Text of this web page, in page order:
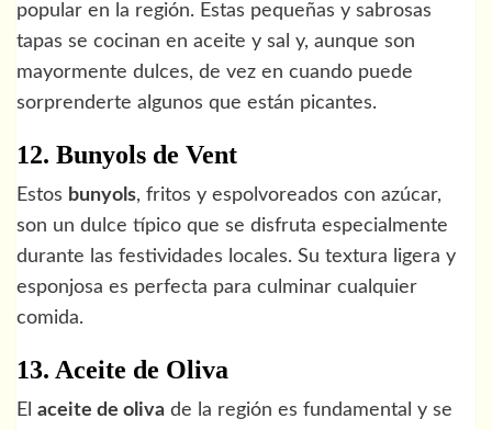
popular en la región. Estas pequeñas y sabrosas
tapas se cocinan en aceite y sal y, aunque son
mayormente dulces, de vez en cuando puede
sorprenderte algunos que están picantes.
12. Bunyols de Vent
Estos bunyols, fritos y espolvoreados con azúcar,
son un dulce típico que se disfruta especialmente
durante las festividades locales. Su textura ligera y
esponjosa es perfecta para culminar cualquier
comida.
13. Aceite de Oliva
El aceite de oliva de la región es fundamental y se